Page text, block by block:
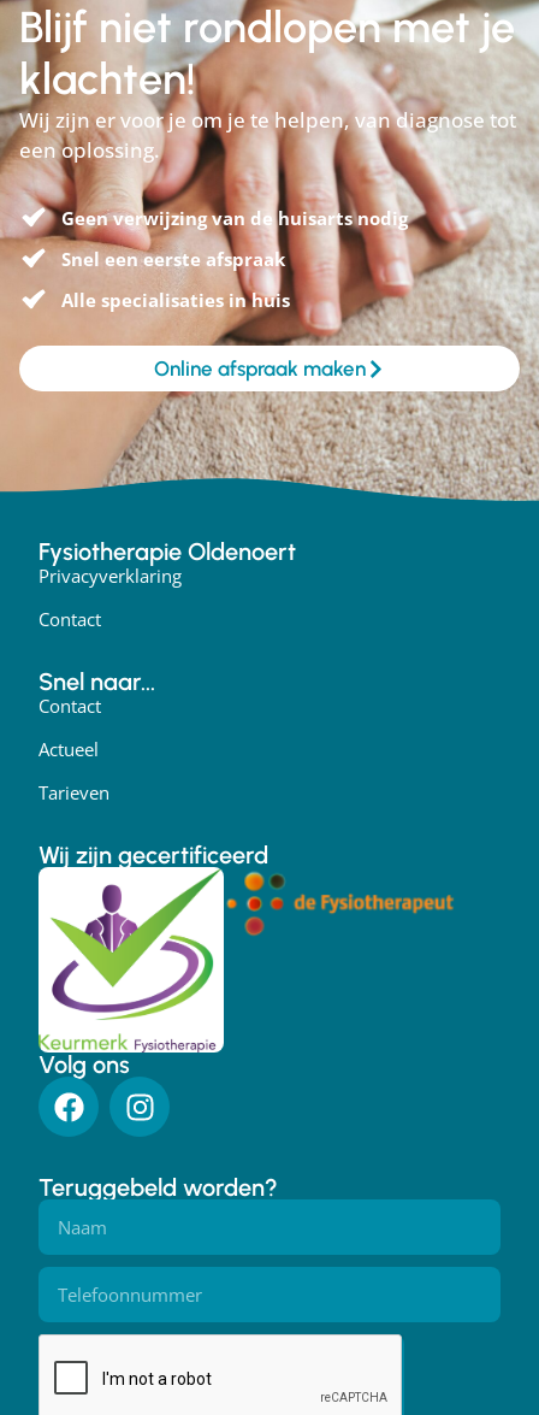
Blijf niet rondlopen met je
klachten!
Wij zijn er voor je om je te helpen, van diagnose tot
een oplossing.
Geen verwijzing van de huisarts nodig
Snel een eerste afspraak
Alle specialisaties in huis
Online afspraak maken
Fysiotherapie Oldenoert
Privacyverklaring
Contact
Snel naar...
Contact
Actueel
Tarieven
Wij zijn gecertificeerd
Volg ons
Teruggebeld worden?